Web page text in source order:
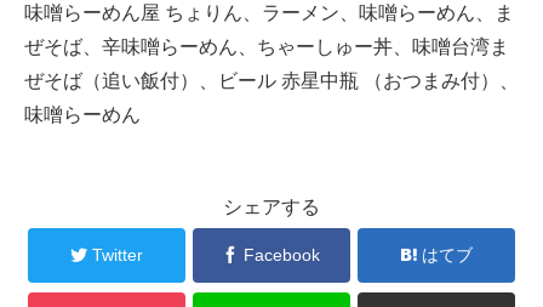
味噌らーめん屋 ちょりん、ラーメン、味噌らーめん、ま
ぜそば、辛味噌らーめん、ちゃーしゅー丼、味噌台湾ま
ぜそば（追い飯付）、ビール 赤星中瓶 （おつまみ付）、
味噌らーめん
シェアする
Twitter Facebook はてブ